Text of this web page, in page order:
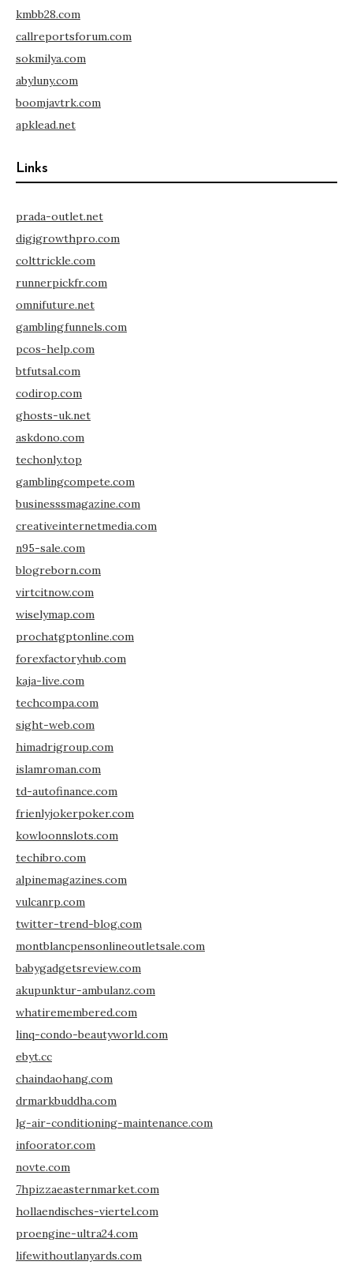
kmbb28.com
callreportsforum.com
sokmilya.com
abyluny.com
boomjavtrk.com
apklead.net
Links
prada-outlet.net
digigrowthpro.com
colttrickle.com
runnerpickfr.com
omnifuture.net
gamblingfunnels.com
pcos-help.com
btfutsal.com
codirop.com
ghosts-uk.net
askdono.com
techonly.top
gamblingcompete.com
businesssmagazine.com
creativeinternetmedia.com
n95-sale.com
blogreborn.com
virtcitnow.com
wiselymap.com
prochatgptonline.com
forexfactoryhub.com
kaja-live.com
techcompa.com
sight-web.com
himadrigroup.com
islamroman.com
td-autofinance.com
frienlyjokerpoker.com
kowloonnslots.com
techibro.com
alpinemagazines.com
vulcanrp.com
twitter-trend-blog.com
montblancpensonlineoutletsale.com
babygadgetsreview.com
akupunktur-ambulanz.com
whatiremembered.com
linq-condo-beautyworld.com
ebyt.cc
chaindaohang.com
drmarkbuddha.com
lg-air-conditioning-maintenance.com
infoorator.com
novte.com
7hpizzaeasternmarket.com
hollaendisches-viertel.com
proengine-ultra24.com
lifewithoutlanyards.com